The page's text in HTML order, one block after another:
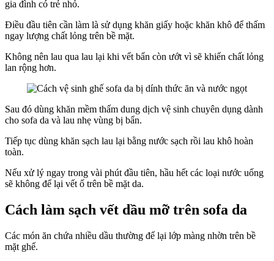
gia đình có trẻ nhỏ.
Điều đầu tiên cần làm là sử dụng khăn giấy hoặc khăn khô để thấm
ngay lượng chất lỏng trên bề mặt.
Không nên lau qua lau lại khi vết bẩn còn ướt vì sẽ khiến chất lỏng
lan rộng hơn.
Sau đó dùng khăn mềm thấm dung dịch vệ sinh chuyên dụng dành
cho sofa da và lau nhẹ vùng bị bẩn.
Tiếp tục dùng khăn sạch lau lại bằng nước sạch rồi lau khô hoàn
toàn.
Nếu xử lý ngay trong vài phút đầu tiên, hầu hết các loại nước uống
sẽ không để lại vết ố trên bề mặt da.
Cách làm sạch vết dầu mỡ trên sofa da
Các món ăn chứa nhiều dầu thường để lại lớp màng nhờn trên bề
mặt ghế.